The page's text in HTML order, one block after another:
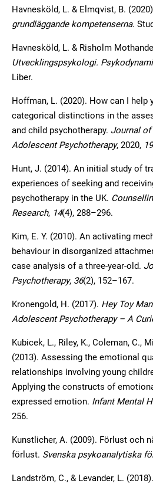
Havnesköld, L. & Elmqvist, B.
grundläggande kompetenserna.
Havnesköld, L. & Risholm
Utvecklingspsykologi.
Liber.
Hoffman, L. (2020). How can I help
categorical distinctions in the
and child psychotherapy. Journal of
Adolescent Psychotherapy, 2020, 19
Hunt, J. (2014). An initial study of
experiences of seeking and
psychotherapy in the UK.
Research, 14(4), 288–296.
Kim, E. Y. (2010). An activating
behaviour in disorganized
case analysis of a three-year-old.
Psychotherapy, 36(2), 152–167.
Kronengold, H. (2017). Hey Toy
Adolescent Psychotherapy – A
Kubicek, L., Riley, K., Coleman, C.,
(2013). Assessing the emotional
relationships involving young
Applying the constructs of
expressed emotion. Infant Mental
256.
Kunstlicher, A. (2009). Förlust och
förlust. Svenska psykoanalytiska
Landström, C., & Levander, L.